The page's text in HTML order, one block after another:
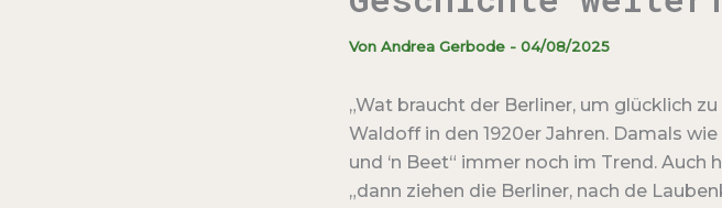
Von Andrea Gerbode - 04/08/2025
„Wat braucht der Berliner, um glücklich
Waldoff in den 1920er Jahren. Damals
und ‘n Beet“ immer noch im Trend.
„dann ziehen die Berliner, nach de